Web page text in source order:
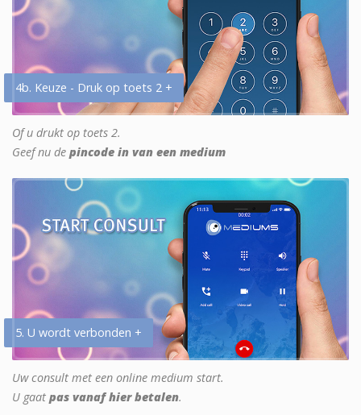
4b. Keuze - Druk op toets 2 +
Of u drukt op toets 2.
Geef nu de pincode in van een medium
5. U wordt verbonden +
Uw consult met een online medium start.
U gaat pas vanaf hier betalen.